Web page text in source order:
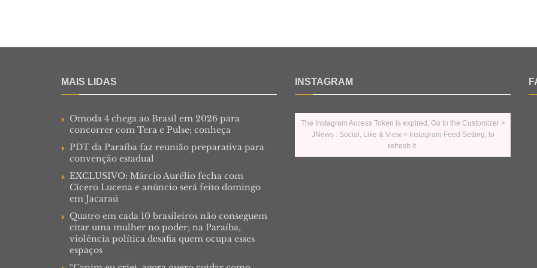
MAIS LIDAS
Omoda 4 chega ao Brasil em 2026 para
concorrer com Tera e Pulse; conheça
PDT da Paraíba faz reunião preparativa para
convenção estadual
EXCLUSIVO: Márcio Aurélio fecha com
Cícero Lucena e anúncio será feito domingo
em Jacaraú
Quatro em cada 10 brasileiros não conseguem
citar uma mulher no poder; na Paraíba,
violência política desafia quem ocupa esses
espaços
INSTAGRAM
The Instagram Access Token is expired, Go to the Customizer >
JNews : Social, Like & View > Instagram Feed Setting, to
refresh it.